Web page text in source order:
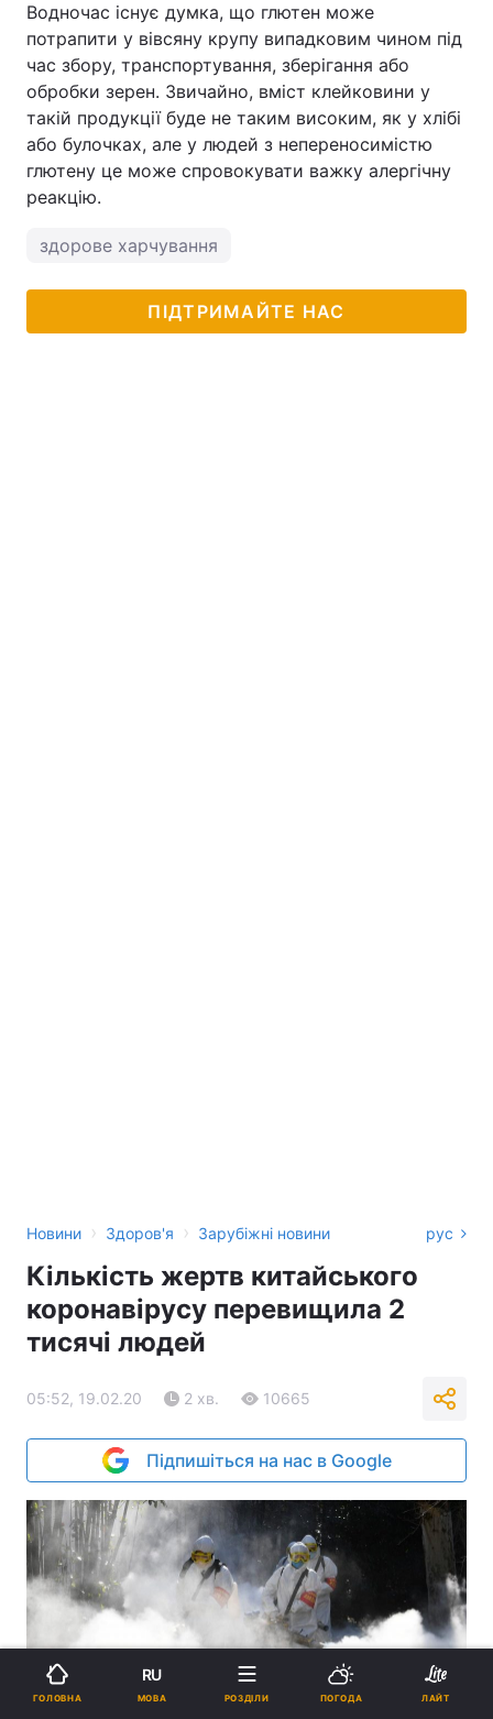
Водночас існує думка, що глютен може
потрапити у вівсяну крупу випадковим чином під
час збору, транспортування, зберігання або
обробки зерен. Звичайно, вміст клейковини у
такій продукції буде не таким високим, як у хлібі
або булочках, але у людей з непереносимістю
глютену це може спровокувати важку алергічну
реакцію.
здорове харчування
ПІДТРИМАЙТЕ НАС
Новини › Здоров'я › Зарубіжні новини рус
Кількість жертв китайського
коронавірусу перевищила 2
тисячі людей
05:52, 19.02.20 2 хв. 10665
Підпишіться на нас в Google
ГОЛОВНА
RU
МОВА РОЗДІЛИ ПОГОДА ЛАЙТ